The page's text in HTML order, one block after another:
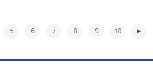
5 6 7 8 9 10